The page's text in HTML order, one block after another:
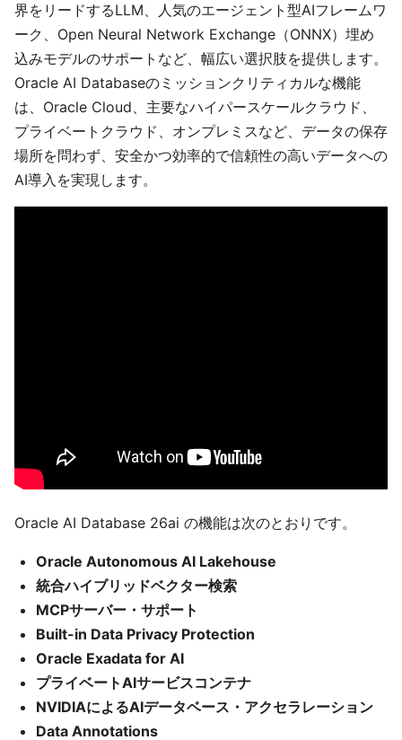
界をリードするLLM、人気のエージェント型AIフレームワ
ーク、Open Neural Network Exchange（ONNX）埋め
込みモデルのサポートなど、幅広い選択肢を提供します。
Oracle AI Databaseのミッションクリティカルな機能
は、Oracle Cloud、主要なハイパースケールクラウド、
プライベートクラウド、オンプレミスなど、データの保存
場所を問わず、安全かつ効率的で信頼性の高いデータへの
AI導入を実現します。
Oracle AI Database 26ai の機能は次のとおりです。
Oracle Autonomous AI Lakehouse
統合ハイブリッドベクター検索
MCPサーバー・サポート
Built-in Data Privacy Protection
Oracle Exadata for AI
プライベートAIサービスコンテナ
NVIDIAによるAIデータベース・アクセラレーション
Data Annotations